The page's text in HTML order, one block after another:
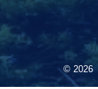
© 2026